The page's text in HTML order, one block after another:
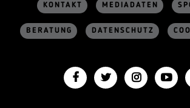
KONTAKT MEDIADATEN
BERATUNG DATENSCHUTZ